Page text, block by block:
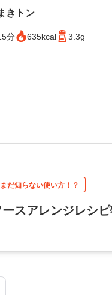
きトン
分 635kcal 3.3g
だ知らない使い方！？
スアレンジレシ